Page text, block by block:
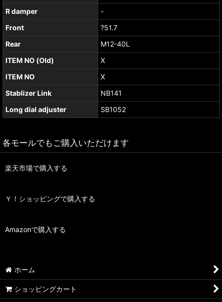
R damper
-
Front
?51.7
Rear
M12-40L
ITEM NO (Old)
X
ITEM NO
X
Stablizer Link
NB141
Long dial adjuster
SB1052
各モールでもご購入いただけます
楽天市場で購入する
Ｙ！ショッピングで購入する
Amazonで購入する
ホーム
ショッピングカート